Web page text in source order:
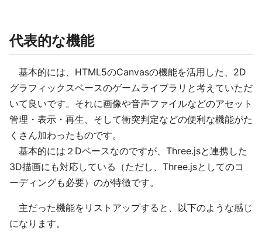
代表的な機能
基本的には、HTML5のCanvasの機能を活用した、2D
グラフィックスベースのゲームライブラリと考えていただ
いて良いです。それに画像や音声ファイルなどのアセット
管理・表示・再生、そして衝突判定などの便利な機能がた
くさん加わったものです。
基本的には２Dベースなのですが、Three.jsと連携した
3D描画にも対応している（ただし、Three.jsとしてのコ
ーディングも必要）のが特徴です。
主だった機能をリストアップすると、以下のような感じ
になります。